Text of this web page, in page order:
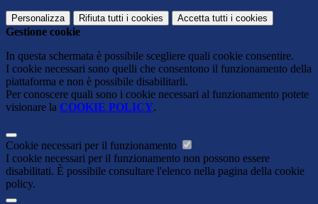
Personalizza Rifiuta tutti i cookies Accetta tutti i cookies
Gestione cookie
In questa schermata è possibile scegliere quali cookie consentire.
I cookie necessari sono quelli che consentono il funzionamento della
piattaforma e non è possibile disabilitarli.
Per conoscere quali sono i cookie necessari al funzionamento potete
visionare la COOKIE POLICY.
Cookie necessari per il funzionamento
I cookie necessari per il funzionamento non possono essere
disabilitati. È possibile consultare l'elenco nella pagina della cookie
policy.